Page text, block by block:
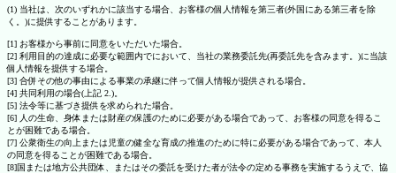
(1) 当社は、次のいずれかに該当する場合、お客様の個人情報を第三者(外国にある第三者を除
く。)に提供することがあります。
[1] お客様から事前に同意をいただいた場合。
[2] 利用目的の達成に必要な範囲内でにおいて、当社の業務委託先(再委託先を含みます。)に当該
個人情報を提供する場合。
[3] 合併その他の事由による事業の承継に伴って個人情報が提供される場合。
[4] 共同利用の場合(上記 2.)。
[5] 法令等に基づき提供を求められた場合。
[6] 人の生命、身体または財産の保護のために必要がある場合であって、お客様の同意を得るこ
とが困難である場合。
[7] 公衆衛生の向上または児童の健全な育成の推進のために特に必要がある場合であって、本人
の同意を得ることが困難である場合。
[8]国または地方公共団体、またはその委託を受けた者が法令の定める事務を実施するうえで、協